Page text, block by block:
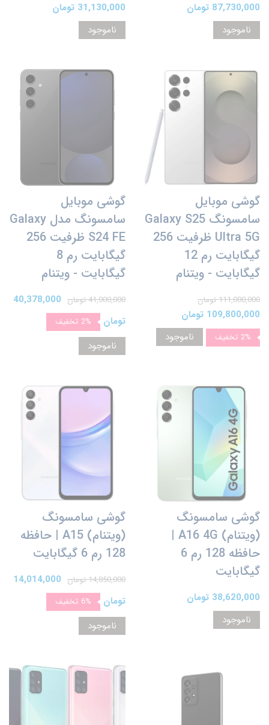
87,730,000 تومان
ناموجود
31,130,000 تومان
ناموجود
گوشی موبایل
سامسونگ Galaxy S25
Ultra 5G ظرفیت 256
گیگابایت رم 12
گیگابایت - ویتنام
111,000,000 تومان
109,800,000 تومان
2% تخفیف ناموجود
گوشی موبايل
سامسونگ مدل Galaxy
S24 FE ظرفیت 256
گیگابایت رم 8
گیگابایت - ویتنام
41,000,000 تومان
40,378,000
تومان
2% تخفیف
ناموجود
گوشی سامسونگ
(ویتنام) A16 4G |
حافظه 128 رم 6
گیگابایت
38,620,000 تومان
ناموجود
گوشی سامسونگ
(ویتنام) A15 | حافظه
128 رم 6 گیگابایت
14,850,000 تومان
14,014,000
تومان
6% تخفیف
ناموجود